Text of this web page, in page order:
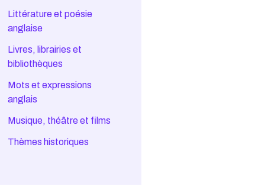
Littérature et poésie
anglaise
Livres, librairies et
bibliothèques
Mots et expressions
anglais
Musique, théâtre et films
Thèmes historiques